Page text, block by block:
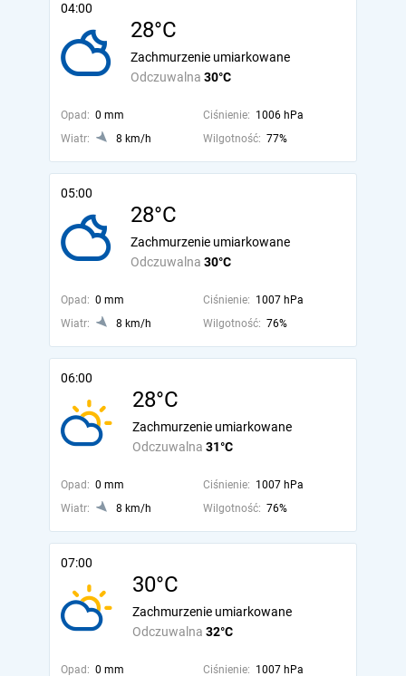
04:00
28°C
Odczuwalna 30°C
Zachmurzenie umiarkowane
Opad: 0 mm Ciśnienie: 1006 hPa
Wiatr:
8 km/h Wilgotność: 77%
05:00
28°C
Odczuwalna 30°C
Zachmurzenie umiarkowane
Opad: 0 mm Ciśnienie: 1007 hPa
Wiatr:
8 km/h Wilgotność: 76%
06:00
28°C
Odczuwalna 31°C
Zachmurzenie umiarkowane
Opad: 0 mm Ciśnienie: 1007 hPa
Wiatr:
8 km/h Wilgotność: 76%
07:00
30°C
Odczuwalna 32°C
Zachmurzenie umiarkowane
Opad: 0 mm Ciśnienie: 1007 hPa